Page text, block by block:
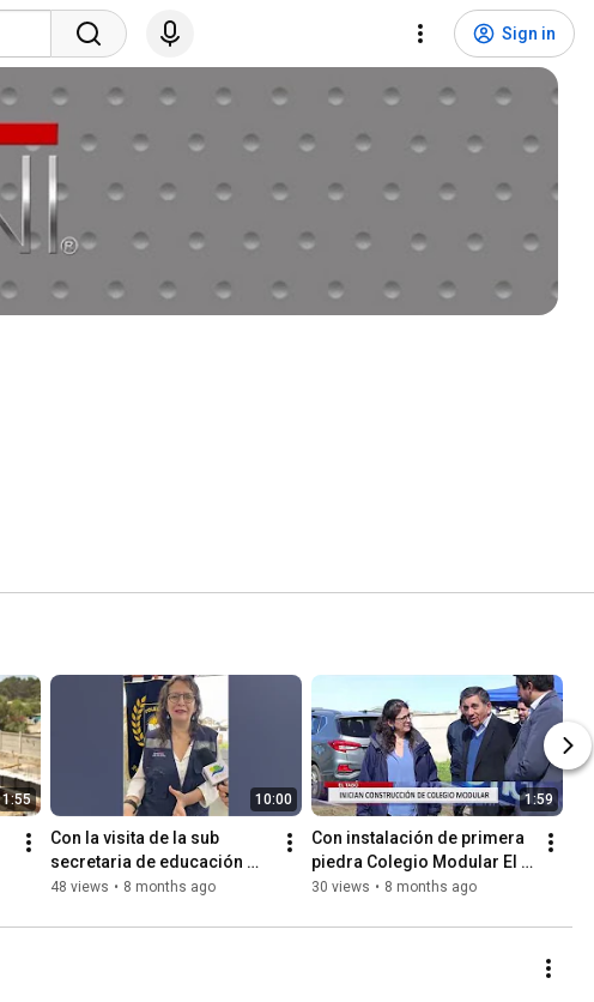
Sign in
1:55 10:00
Con la visita de la sub
secretaria de educación
Alejandra Arratia, Colegio
48 views • 8 months ago
1:59
Con instalación de primera
piedra Colegio Modular El
Tabo.
30 views • 8 months ago